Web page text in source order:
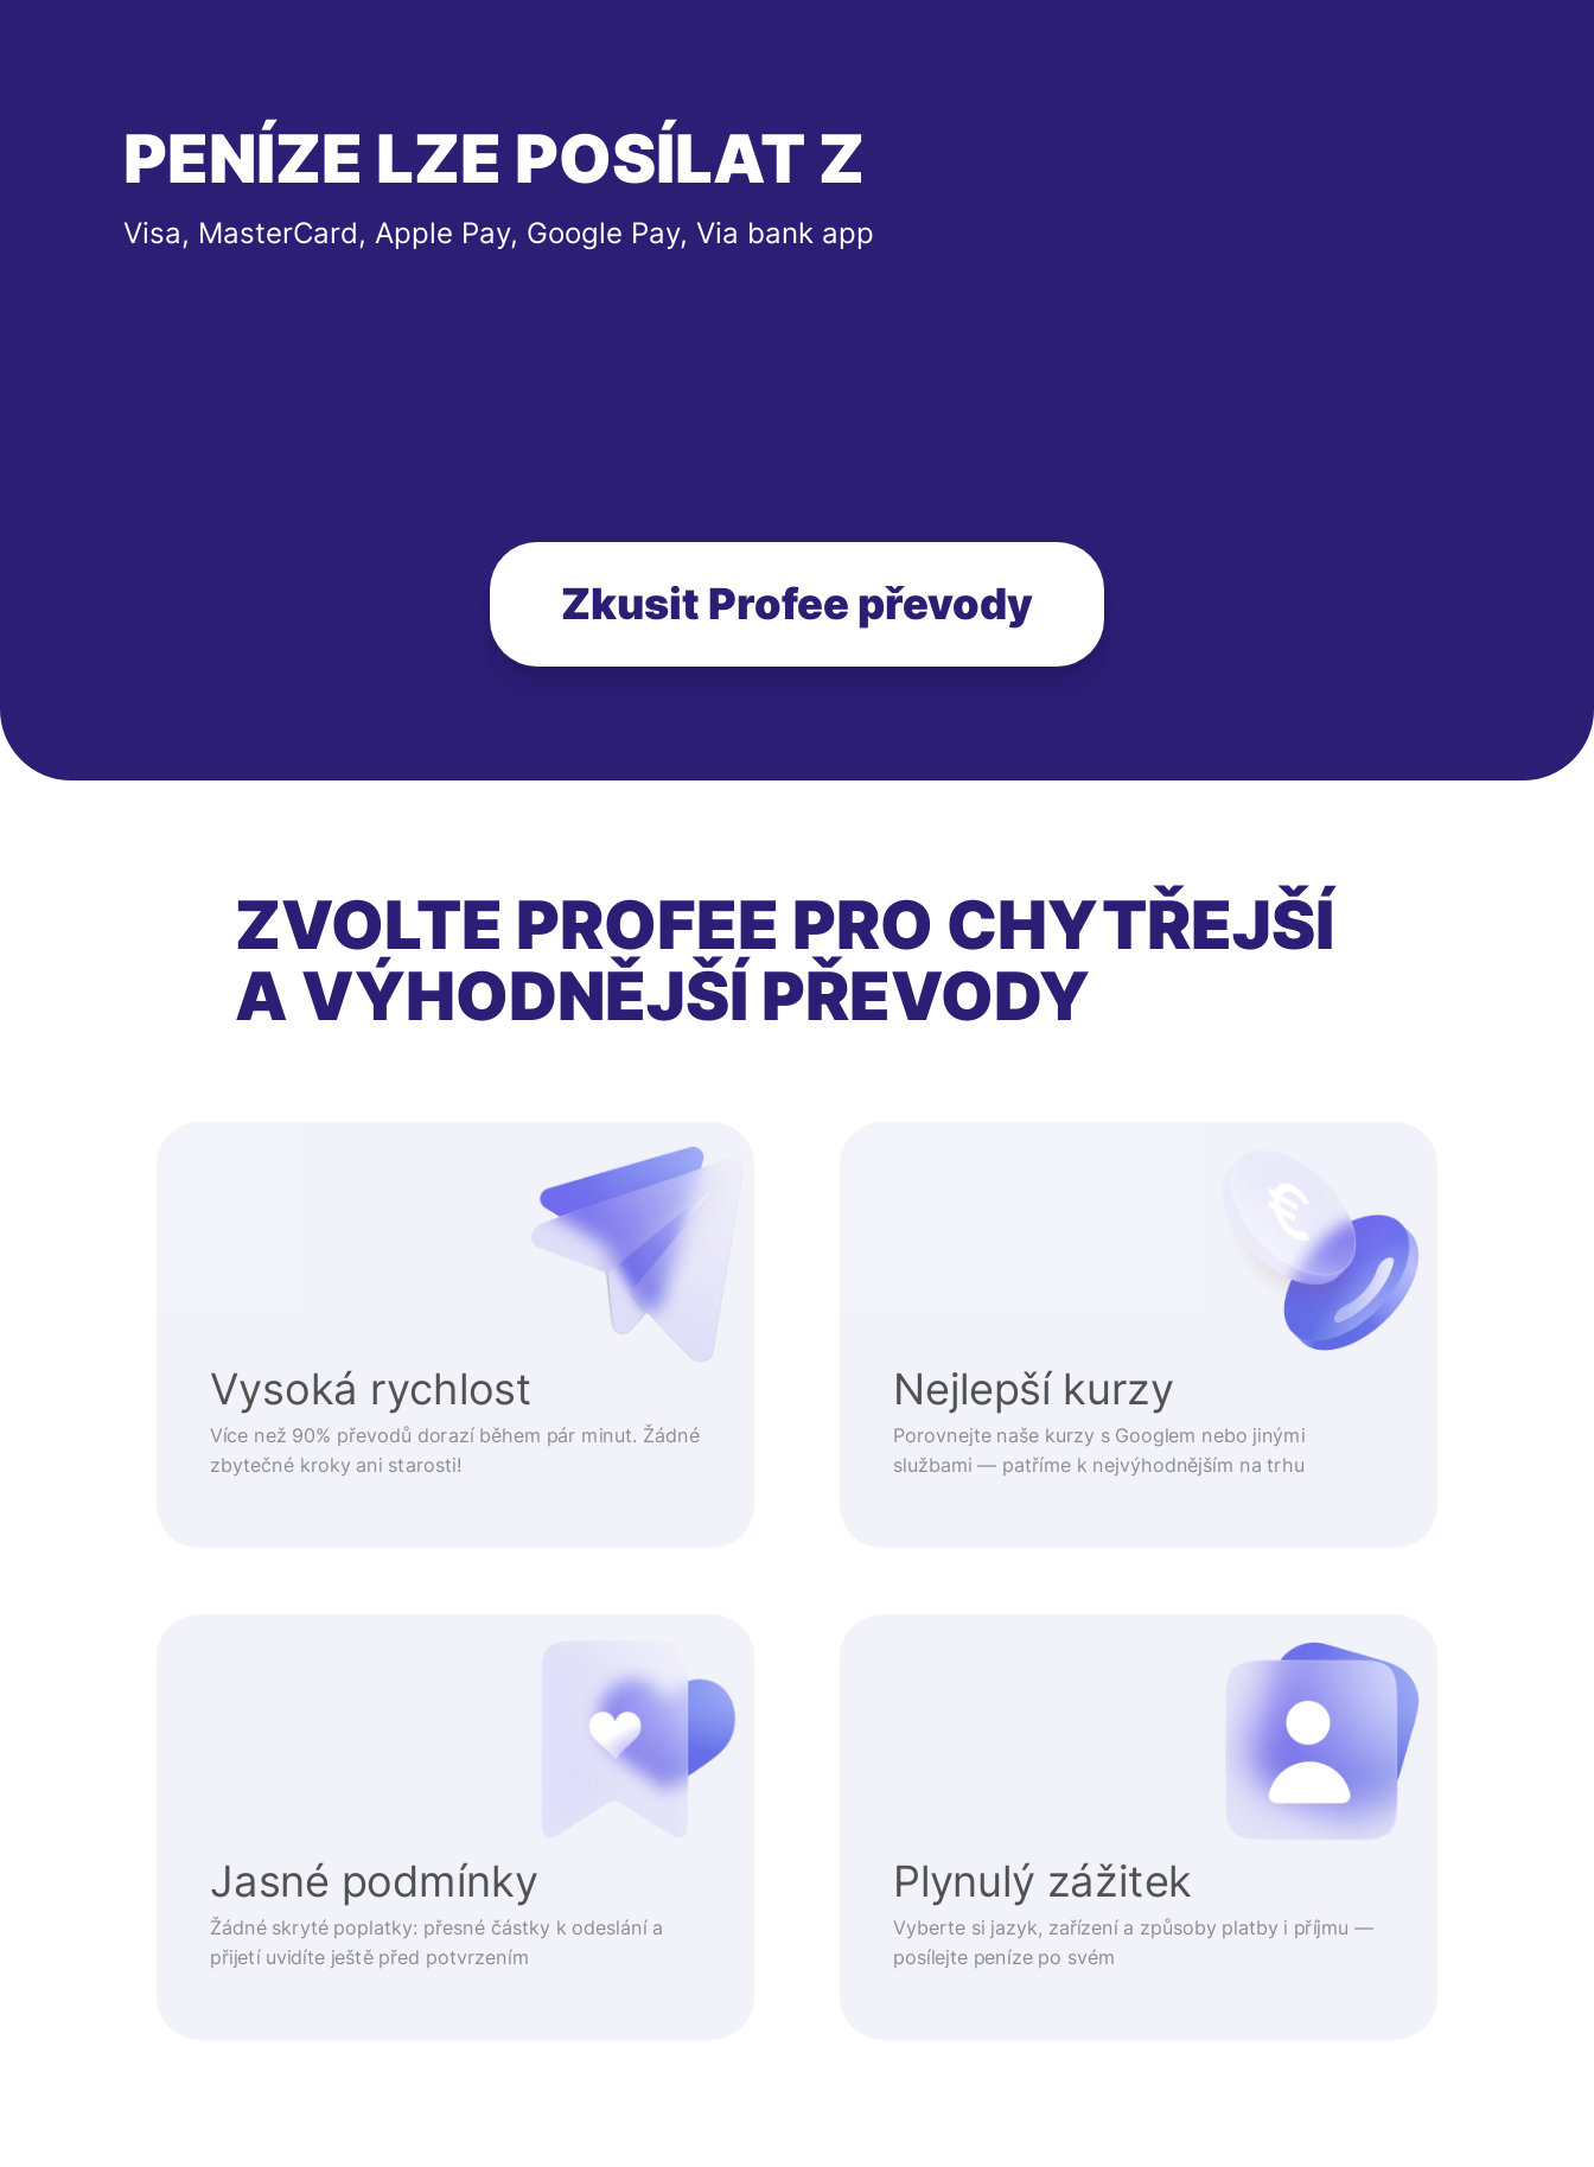
PENÍZE LZE POSÍLAT Z
Visa, MasterCard, Apple Pay, Google Pay, Via bank app
Zkusit Profee převody
ZVOLTE PROFEE PRO CHYTŘEJŠÍ
A VÝHODNĚJŠÍ PŘEVODY
Vysoká rychlost
Více než 90% převodů dorazí během pár minut. Žádné
zbytečné kroky ani starosti!
Nejlepší kurzy
Porovnejte naše kurzy s Googlem nebo jinými
službami — patříme k nejvýhodnějším na trhu
Jasné podmínky
Žádné skryté poplatky: přesné částky k odeslání a
přijetí uvidíte ještě před potvrzením
Plynulý zážitek
Vyberte si jazyk, zařízení a způsoby platby i příjmu —
posílejte peníze po svém